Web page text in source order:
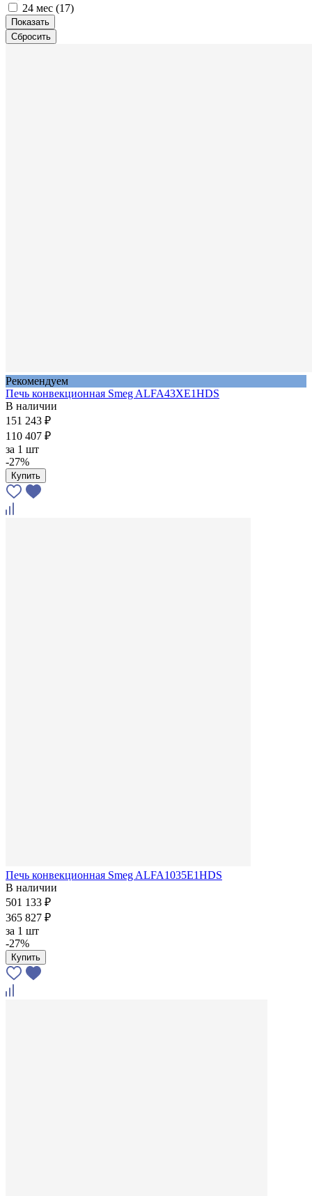
24 мес (17)
Рекомендуем
Печь конвекционная Smeg ALFA43XE1HDS
В наличии
151 243 ₽
110 407 ₽
за 1 шт
-27%
Купить
Печь конвекционная Smeg ALFA1035E1HDS
В наличии
501 133 ₽
365 827 ₽
за 1 шт
-27%
Купить